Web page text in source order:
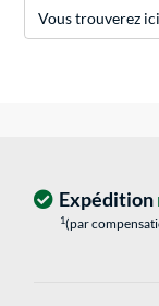
Vous trouverez
Expédition
1(par